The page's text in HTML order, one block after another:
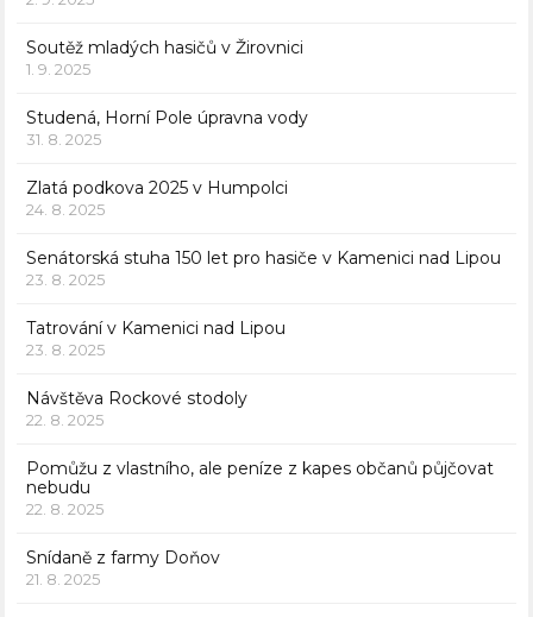
Soutěž mladých hasičů v Žirovnici
1. 9. 2025
Studená, Horní Pole úpravna vody
31. 8. 2025
Zlatá podkova 2025 v Humpolci
24. 8. 2025
Senátorská stuha 150 let pro hasiče v Kamenici nad Lipou
23. 8. 2025
Tatrování v Kamenici nad Lipou
23. 8. 2025
Návštěva Rockové stodoly
22. 8. 2025
Pomůžu z vlastního, ale peníze z kapes občanů půjčovat
nebudu
22. 8. 2025
Snídaně z farmy Doňov
21. 8. 2025